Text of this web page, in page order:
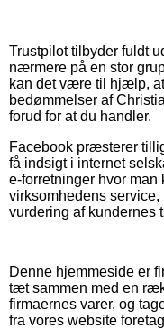
Trustpilot tilbyder fuldt
nærmere på en stor
kan det være til hjælp,
bedømmelser af
forud for at du handler.
Facebook præsterer
få indsigt i internet
e-forretninger hvor
virksomhedens service,
vurdering af kundernes
Denne hjemmeside er
tæt sammen med en
firmaernes varer, og
fra vores website